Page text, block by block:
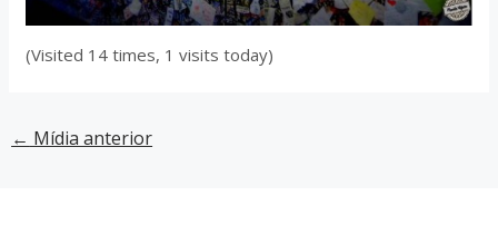
(Visited 14 times, 1 visits today)
← Mídia anterior